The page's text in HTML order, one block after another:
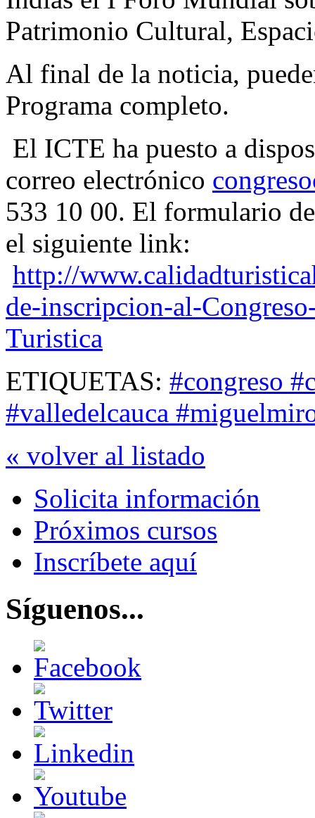
Patrimonio Cultural,
Al final de la noticia,
Programa completo.
El ICTE ha puesto a
correo electrónico
533 10 00. El formulario
el siguiente link:
http://
de-inscripcion-al-
Turistica
ETIQUETAS: #congreso
#valledelcauca
« volver al listado
Solicita información
Próximos cursos
Inscríbete aquí
Síguenos...